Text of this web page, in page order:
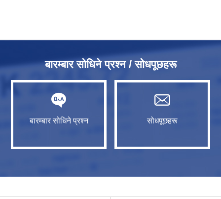
बारम्बार सोधिने प्रश्न / सोधपूछहरू
बारम्बार सोधिने प्रश्न सोधपूछहरू